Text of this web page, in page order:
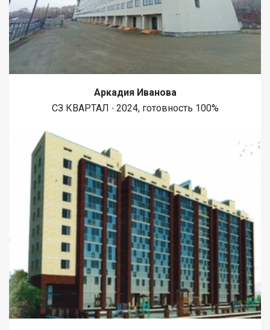
придомовую территорию. Есть другие варианты готовых
домов. Возможен обмен на квартиру. При звонке,
пожалуйста, сообщите номер варианта - JV008070102305
Аркадия Иванова
СЗ КВАРТАЛ ∙ 2024, готовность 100%